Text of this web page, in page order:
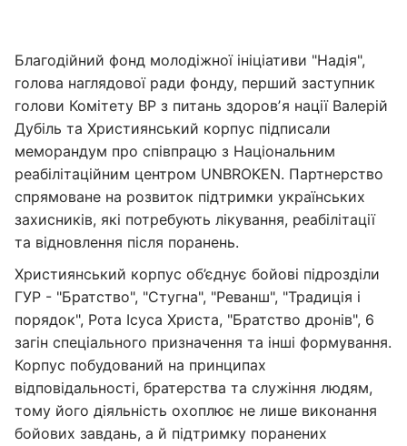
Благодійний фонд молодіжної ініціативи "Надія",
голова наглядової ради фонду, перший заступник
голови Комітету ВР з питань здоровʼя нації Валерій
Дубіль та Християнський корпус підписали
меморандум про співпрацю з Національним
реабілітаційним центром UNBROKEN. Партнерство
спрямоване на розвиток підтримки українських
захисників, які потребують лікування, реабілітації
та відновлення після поранень.
Християнський корпус об’єднує бойові підрозділи
ГУР - "Братство", "Стугна", "Реванш", "Традиція і
порядок", Рота Ісуса Христа, "Братство дронів", 6
загін спеціального призначення та інші формування.
Корпус побудований на принципах
відповідальності, братерства та служіння людям,
тому його діяльність охоплює не лише виконання
бойових завдань, а й підтримку поранених